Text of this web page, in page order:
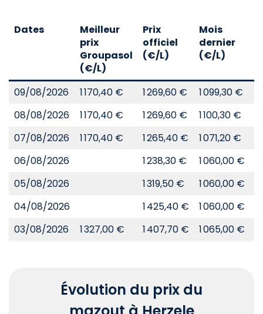
Dates
Meilleur
prix
Groupasol
(€/L)
Prix
officiel
(€/L)
Mois
dernier
(€/L)
09/08/2026 1 170,40 € 1 269,60 € 1 099,30 €
08/08/2026
1 170,40 € 1 269,60 € 1 100,30 €
07/08/2026
1 170,40 € 1 265,40 € 1 071,20 €
06/08/2026
1 238,30 € 1 060,00 €
05/08/2026
1 319,50 € 1 060,00 €
04/08/2026
1 425,40 € 1 060,00 €
03/08/2026
1 327,00 € 1 407,70 € 1 065,00 €
Évolution du prix du